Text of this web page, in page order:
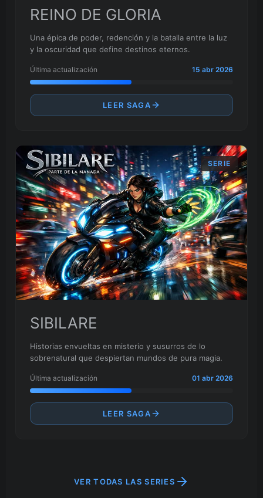
REINO DE GLORIA
Una épica de poder, redención y la batalla entre la luz
y la oscuridad que define destinos eternos.
Última actualización 15 abr 2026
LEER SAGA
SERIE
SIBILARE
Historias envueltas en misterio y susurros de lo
sobrenatural que despiertan mundos de pura magia.
Última actualización 01 abr 2026
LEER SAGA
VER TODAS LAS SERIES